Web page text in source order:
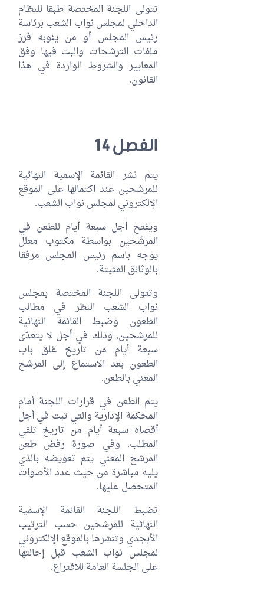
تتولى اللجنة المختصة طبقا للنظام
الداخلي لمجلس نواب الشعب برئاسة
رئيس المجلس أو من ينوبه فرز
ملفات الترشحات والبت فيها وفق
المعايير والشروط الواردة في هذا
القانون.
الفصل 14
يتم نشر القائمة الإسمية النهائية
للمرشحين عند اكتمالها على الموقع
الإلكتروني لمجلس نواب الشعب.
ويفتح أجل سبعة أيام للطعن في
المرشّحين بواسطة مكتوب معلل
يوجه باسم رئيس المجلس مرفقا
بالوثائق المثبتة.
وتتولى اللجنة المختصة بمجلس
نواب الشعب النظر في مطالب
الطعون وضبط القائمة النهائية
للمرشحين, وذلك في أجل لا يتعدّى
سبعة أيام من تاريخ غلق باب
الطعون بعد الاستماع إلى المرشح
المعني بالطعن.
يتم الطعن في قرارات اللجنة أمام
المحكمة الإدارية والتي تبت في أجل
أقصاه سبعة أيام من تاريخ تلقي
المطلب. وفي صورة رفض طعن
المرشح المعني يتم تعويضه بالذي
يليه مباشرة من حيث عدد الأصوات
المتحصل عليها.
تضبط اللجنة القائمة الإسمية
النهائية للمرشحين حسب الترتيب
الأبجدي وتنشرها بالموقع الإلكتروني
لمجلس نواب الشعب قبل إحالتها
على الجلسة العامة للاقتراع.